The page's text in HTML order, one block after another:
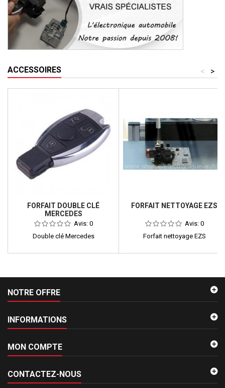
ACCESSOIRES >
<
FORFAIT DOUBLE CLÉ
MERCEDES
Avis: 0
Double clé Mercedes
FORFAIT NETTOYAGE EZS
Avis: 0
Forfait nettoyage EZS
NOTRE OFFRE
INFORMATIONS
MON COMPTE
CONTACTEZ-NOUS